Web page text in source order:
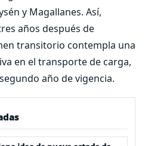
y Magallanes. Así,
años después de
transitorio contempla una
en el transporte de carga,
año de vigencia.